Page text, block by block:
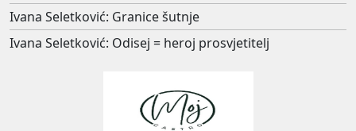
Ivana Seletković: Granice šutnje
Ivana Seletković: Odisej = heroj prosvjetitelj